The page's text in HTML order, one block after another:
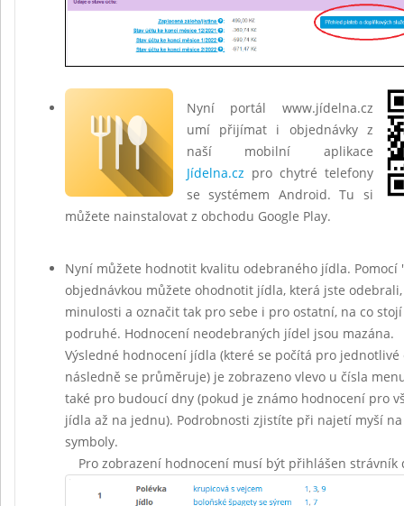
Nyní portál www.jídelna.cz
umí přijímat i objednávky z
naší mobilní aplikace
Jídelna.cz pro chytré telefony
se systémem Android. Tu si
můžete nainstalovat z obchodu Google Play.
Nyní můžete hodnotit kvalitu odebraného jídla. Pomocí
objednávkou můžete ohodnotit jídla, která jste
minulosti a označit tak pro sebe i pro ostatní, na co
podruhé. Hodnocení neodebraných jídel jsou mazána.
Výsledné hodnocení jídla (které se počítá pro jednotlivé
následně se průměruje) je zobrazeno vlevo u čísla
také pro budoucí dny (pokud je známo hodnocení pro
jídla až na jednu). Podrobnosti zjistíte při najetí myší
symboly.
Pro zobrazení hodnocení musí být přihlášen strávník